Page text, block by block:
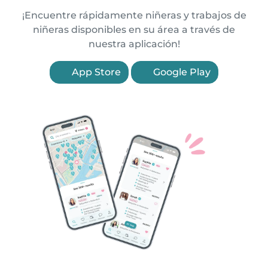
¡Encuentre rápidamente niñeras y trabajos de
niñeras disponibles en su área a través de
nuestra aplicación!
App Store Google Play